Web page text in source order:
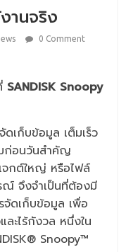
านจริง
0 Comment
SANDISK Snoopy
เก็บข้อมูล เต็มเร็ว
มก่อนวันสำคัญ
จกต์ใหญ่ หรือไฟล์
ณ์ จึงจำเป็นที่ต้องมี
ดเก็บข้อมูล เพื่อ
ละไร้กังวล หนึ่งใน
Snoopy™